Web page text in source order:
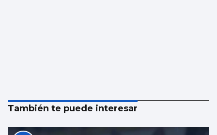
También te puede interesar